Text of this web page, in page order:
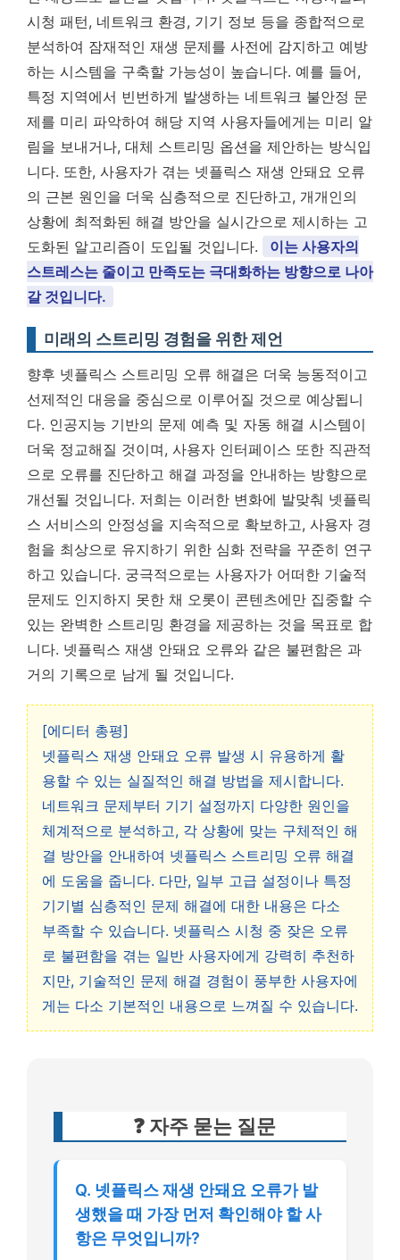
시청 패턴, 네트워크 환경, 기기 정보 등을 종합적으로
분석하여 잠재적인 재생 문제를 사전에 감지하고 예방
하는 시스템을 구축할 가능성이 높습니다. 예를 들어,
특정 지역에서 빈번하게 발생하는 네트워크 불안정 문
제를 미리 파악하여 해당 지역 사용자들에게는 미리 알
림을 보내거나, 대체 스트리밍 옵션을 제안하는 방식입
니다. 또한, 사용자가 겪는 넷플릭스 재생 안돼요 오류
의 근본 원인을 더욱 심층적으로 진단하고, 개개인의
상황에 최적화된 해결 방안을 실시간으로 제시하는 고
도화된 알고리즘이 도입될 것입니다.
이는 사용자의
스트레스는 줄이고 만족도는 극대화하는 방향으로 나아
갈 것입니다.
미래의 스트리밍 경험을 위한 제언
향후 넷플릭스 스트리밍 오류 해결은 더욱 능동적이고
선제적인 대응을 중심으로 이루어질 것으로 예상됩니
다. 인공지능 기반의 문제 예측 및 자동 해결 시스템이
더욱 정교해질 것이며, 사용자 인터페이스 또한 직관적
으로 오류를 진단하고 해결 과정을 안내하는 방향으로
개선될 것입니다. 저희는 이러한 변화에 발맞춰 넷플릭
스 서비스의 안정성을 지속적으로 확보하고, 사용자 경
험을 최상으로 유지하기 위한 심화 전략을 꾸준히 연구
하고 있습니다. 궁극적으로는 사용자가 어떠한 기술적
문제도 인지하지 못한 채 오롯이 콘텐츠에만 집중할 수
있는 완벽한 스트리밍 환경을 제공하는 것을 목표로 합
니다. 넷플릭스 재생 안돼요 오류와 같은 불편함은 과
거의 기록으로 남게 될 것입니다.
[에디터 총평]
넷플릭스 재생 안돼요 오류 발생 시 유용하게 활
용할 수 있는 실질적인 해결 방법을 제시합니다.
네트워크 문제부터 기기 설정까지 다양한 원인을
체계적으로 분석하고, 각 상황에 맞는 구체적인 해
결 방안을 안내하여 넷플릭스 스트리밍 오류 해결
에 도움을 줍니다. 다만, 일부 고급 설정이나 특정
기기별 심층적인 문제 해결에 대한 내용은 다소
부족할 수 있습니다. 넷플릭스 시청 중 잦은 오류
로 불편함을 겪는 일반 사용자에게 강력히 추천하
지만, 기술적인 문제 해결 경험이 풍부한 사용자에
게는 다소 기본적인 내용으로 느껴질 수 있습니다.
❓ 자주 묻는 질문
Q. 넷플릭스 재생 안돼요 오류가 발
생했을 때 가장 먼저 확인해야 할 사
항은 무엇입니까?